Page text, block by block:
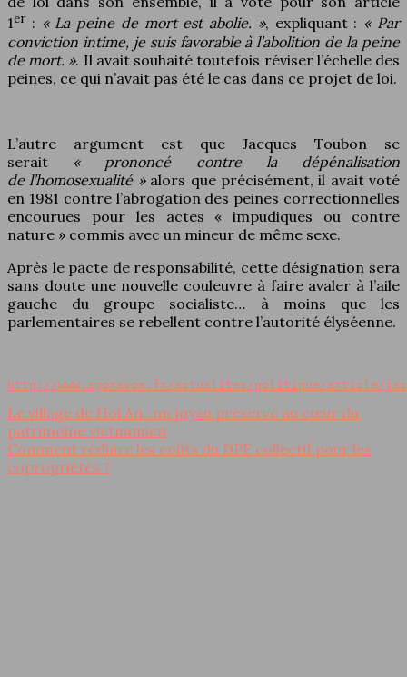
1er : « La peine de mort est abolie. », expliquant : « Par
conviction intime, je suis favorable à l’abolition de la peine
de mort. ». Il avait souhaité toutefois réviser l’échelle des
peines, ce qui n’avait pas été le cas dans ce projet de loi.
L’autre argument est que Jacques Toubon se
serait « prononcé contre la dépénalisation
de l’homosexualité »alors que précisément, il avait voté
en 1981 contre l’abrogation des peines correctionnelles
encourues pour les actes « impudiques ou contre
nature » commis avec un mineur de même sexe.
Après le pacte de responsabilité, cette désignation sera
sans doute une nouvelle couleuvre à faire avaler à l’aile
gauche du groupe socialiste… à moins que les
parlementaires se rebellent contre l’autorité élyséenne.
http://www.agoravox.fr/actualites/politique/article/
Le village de Hoi An : un joyau préservé au cœur du
patrimoine vietnamien
Comment réduire les coûts du DPE collectif pour les
copropriétés ?